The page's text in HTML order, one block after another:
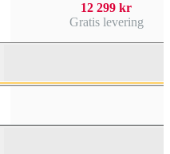
12 299 kr
Gratis levering